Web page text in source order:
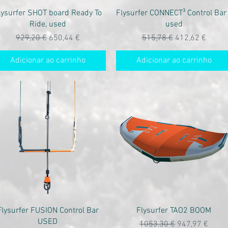
Visualização rápida
SHOT board Ready To
Ride, used
Preço normal
929,20 €Preço promocional
650,44 €
Adicionar ao carrinho
Visualização rápida
Flysurfer CONNECT³ Control
used
Preço normal
515,78 € Preço
412,62 €
Adicionar ao carrinho
Visualização rápida
FUSION Control Bar
USED
Visualização rápida
Flysurfer TAO2 BOOM
Preço normal
1053,30 € Preço
947,97 €